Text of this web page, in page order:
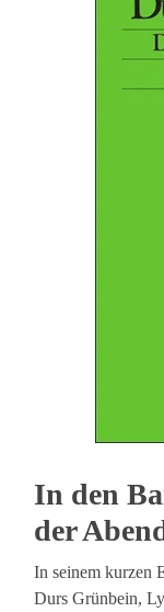
In den
der
In seinem kurzen
Durs Grünbein,